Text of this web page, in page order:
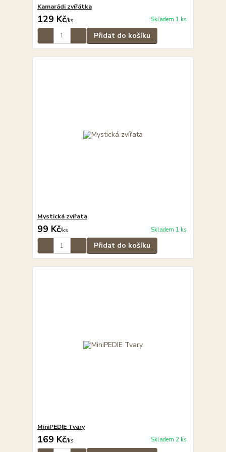
Kamarádi zvířátka
129 Kč/ks Skladem 1 ks
Přidat do košíku
Mystická zvířata
99 Kč/ks Skladem 1 ks
Přidat do košíku
MiniPEDIE Tvary
169 Kč/ks Skladem 2 ks